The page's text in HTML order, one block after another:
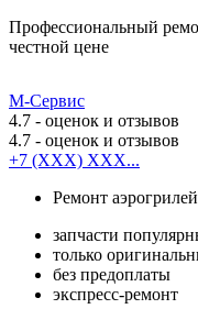
Профессиональный
честной цене
М-Сервис
4.7 - оценок и отзывов
4.7 - оценок и отзывов
+7 (XXX) XXX...
Ремонт аэрогрилей
запчасти
только
без предоплаты
экспресс-ремонт